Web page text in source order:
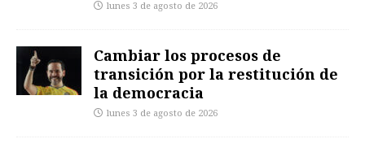
lunes 3 de agosto de 2026
Cambiar los procesos de
transición por la restitución de
la democracia
lunes 3 de agosto de 2026